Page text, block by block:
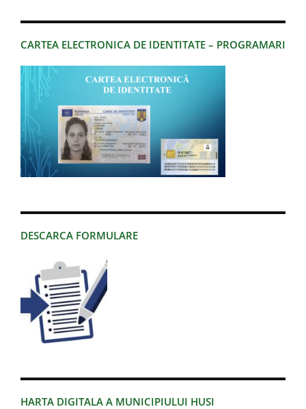
CARTEA ELECTRONICA DE IDENTITATE – PROGRAMARI
DESCARCA FORMULARE
HARTA DIGITALA A MUNICIPIULUI HUSI